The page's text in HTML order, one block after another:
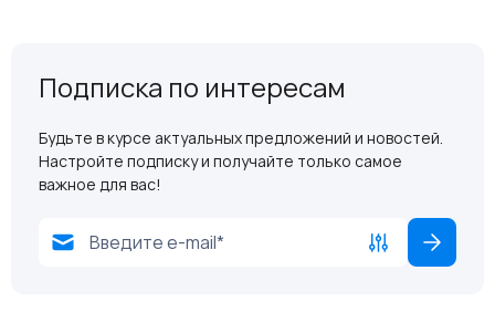
Подписка по интересам
Будьте в курсе актуальных предложений и новостей.
Настройте подписку и получайте только самое
важное для вас!